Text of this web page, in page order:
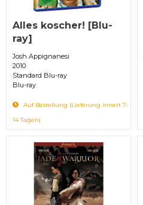
Alles koscher! [Blu-
ray]
Josh Appignanesi
2010
Standard Blu-ray
Blu-ray
Auf Bestellung (Lieferung innert 7-
14 Tagen)